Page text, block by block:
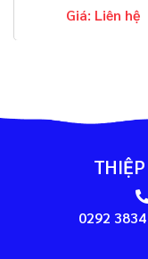
Giá: Liên hệ
0292